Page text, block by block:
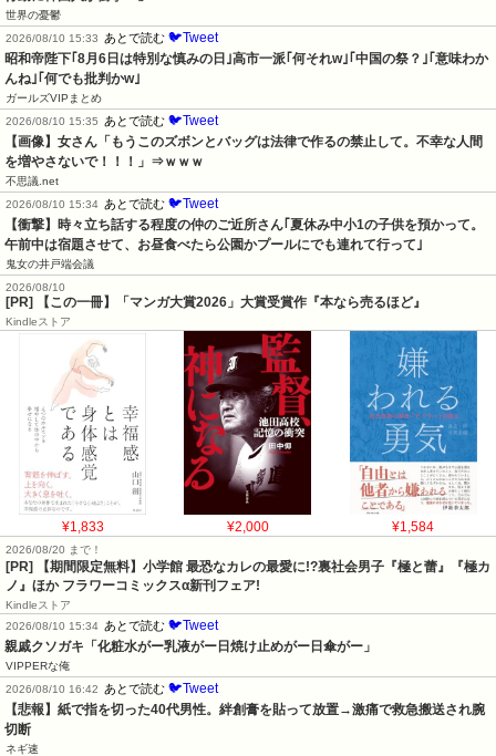
世界の憂鬱
2026/08/10 15:33
あとで読む 🐦Tweet
昭和帝陛下｢8月6日は特別な慎みの日｣高市一派｢何それw｣｢中国の祭？｣｢意味わか
んね｣｢何でも批判かw｣
ガールズVIPまとめ
2026/08/10 15:35
あとで読む 🐦Tweet
【画像】女さん「もうこのズボンとバッグは法律で作るの禁止して。不幸な人間
を増やさないで！！！」⇒ｗｗｗ
不思議.net
2026/08/10 15:34 あとで読む 🐦Tweet
【衝撃】時々立ち話する程度の仲のご近所さん｢夏休み中小1の子供を預かって。
午前中は宿題させて、お昼食べたら公園かプールにでも連れて行って｣
鬼女の井戸端会議
2026/08/10
[PR] 【この一冊】「マンガ大賞2026」大賞受賞作『本なら売るほど』
Kindleストア
¥1,833 ¥2,000 ¥1,584
2026/08/20 まで！
[PR] 【期間限定無料】小学館 最恐なカレの最愛に!?裏社会男子『極と蕾』『極カ
ノ』ほか フラワーコミックスα新刊フェア!
Kindleストア
2026/08/10 15:34 あとで読む 🐦Tweet
親戚クソガキ「化粧水がー乳液がー日焼け止めがー日傘がー」
VIPPERな俺
2026/08/10 16:42
あとで読む 🐦Tweet
【悲報】紙で指を切った40代男性。絆創膏を貼って放置→激痛で救急搬送され腕
切断
ネギ速